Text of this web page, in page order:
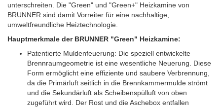
unterschreiten. Die "Green" und "Green+" Heizkamine von
BRUNNER sind damit Vorreiter für eine nachhaltige,
umweltfreundliche Heiztechnologie.
Hauptmerkmale der BRUNNER "Green" Heizkamine:
Patentierte Muldenfeuerung: Die speziell entwickelte
Brennraumgeometrie ist eine wesentliche Neuerung. Diese
Form ermöglicht eine effiziente und saubere Verbrennung,
da die Primärluft seitlich in die Brennkammermulde strömt
und die Sekundärluft als Scheibenspülluft von oben
zugeführt wird. Der Rost und die Aschebox entfallen